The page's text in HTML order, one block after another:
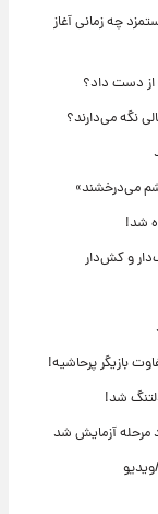
چه زمانی آغاز
از دست داد؟
نگه می‌دارند؟
می‌درخشند»
بازیگر پرحاشیه!
شد!
مرحله آزمایش شد